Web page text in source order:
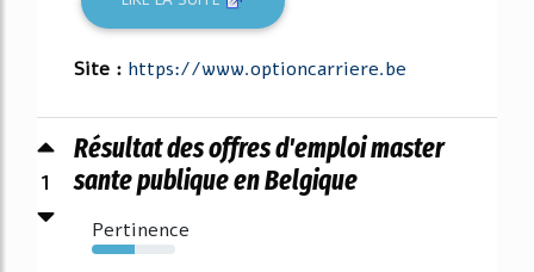
Site : https://www.optioncarriere.be
1
Résultat des offres d'emploi master
sante publique en Belgique
Pertinence
52%